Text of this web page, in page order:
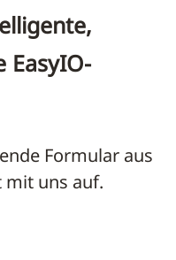
EasyIO-
Formular aus
mit uns auf.